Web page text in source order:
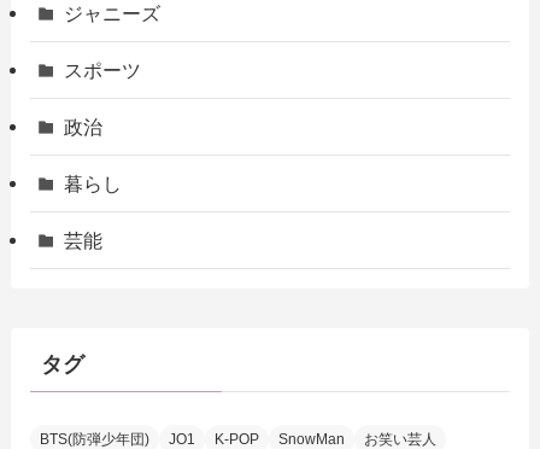
ジャニーズ
スポーツ
政治
暮らし
芸能
タグ
BTS(防弾少年団) JO1 K-POP SnowMan
お笑い芸人